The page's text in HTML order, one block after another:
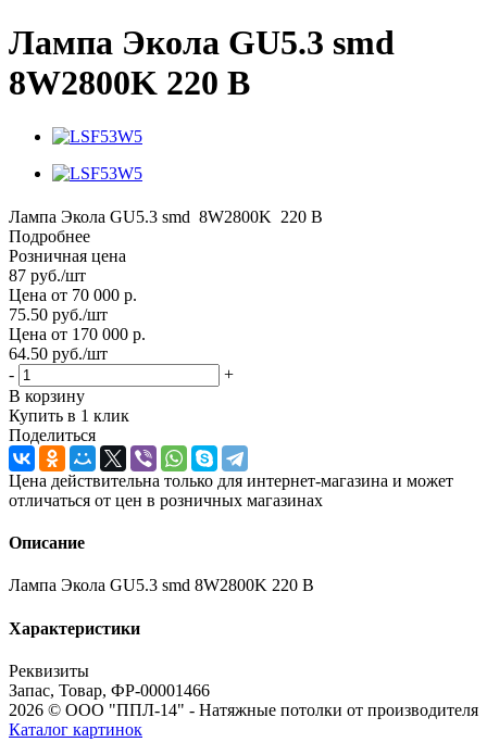
Лампа Экола GU5.3 smd
8W2800K 220 В
Лампа Экола GU5.3 smd 8W2800K 220 В
Подробнее
Розничная цена
87 руб./шт
Цена от 70 000 р.
75.50 руб./шт
Цена от 170 000 р.
64.50 руб./шт
-
+
В корзину
Купить в 1 клик
Поделиться
Цена действительна только для интернет-магазина и может
отличаться от цен в розничных магазинах
Описание
Лампа Экола GU5.3 smd 8W2800K 220 В
Характеристики
Реквизиты
Запас, Товар, ФР-00001466
2026 © ООО "ППЛ-14" - Натяжные потолки от производителя
Каталог картинок